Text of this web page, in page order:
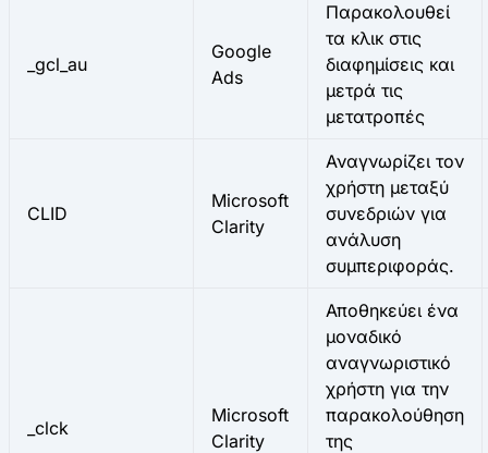
_gcl_au
Google
Ads
Παρακολουθεί
τα κλικ στις
διαφημίσεις και
μετρά τις
μετατροπές
CLID
Microsoft
Clarity
Αναγνωρίζει τον
χρήστη μεταξύ
συνεδριών για
ανάλυση
συμπεριφοράς.
_clck
Microsoft
Clarity
Αποθηκεύει ένα
μοναδικό
αναγνωριστικό
χρήστη για την
παρακολούθηση
της